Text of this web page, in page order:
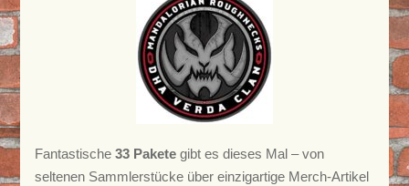
Fantastische 33 Paketegibt es dieses Mal – von
seltenen Sammlerstücke über einzigartige Merch-Artikel